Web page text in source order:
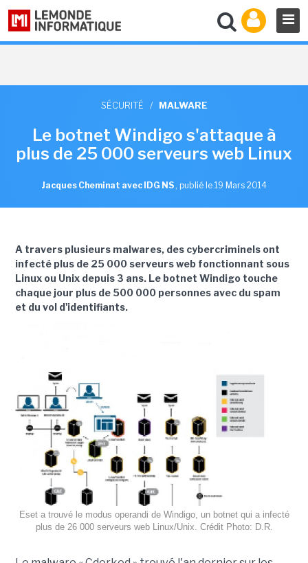
SÉCURITÉ / MALWARE
Le botnet Windigo s'attaque à
plus de 25 000 serveurs web Linux
Jacques Cheminat avec IDG NS , publié le 19 Mars 2014
A travers plusieurs malwares, des cybercriminels ont
infecté plus de 25 000 serveurs web fonctionnant sous
Linux ou Unix depuis 3 ans. Le botnet Windigo touche
chaque jour plus de 500 000 personnes avec du spam
et du vol d'identifiants.
Eset a trouvé le modus operandi de Windigo, un botnet qui a infecté
plus de 26 000 serveurs web Linux/Unix. Crédit Photo: D.R.